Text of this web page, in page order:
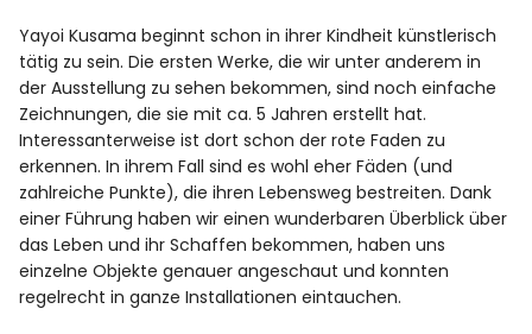
Yayoi Kusama beginnt schon in ihrer Kindheit künstlerisch
tätig zu sein. Die ersten Werke, die wir unter anderem in
der Ausstellung zu sehen bekommen, sind noch einfache
Zeichnungen, die sie mit ca. 5 Jahren erstellt hat.
Interessanterweise ist dort schon der rote Faden zu
erkennen. In ihrem Fall sind es wohl eher Fäden (und
zahlreiche Punkte), die ihren Lebensweg bestreiten. Dank
einer Führung haben wir einen wunderbaren Überblick über
das Leben und ihr Schaffen bekommen, haben uns
einzelne Objekte genauer angeschaut und konnten
regelrecht in ganze Installationen eintauchen.